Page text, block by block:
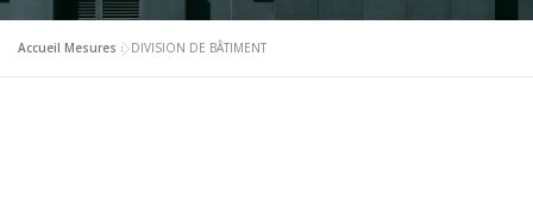
Accueil Mesures »DIVISION DE BÂTIMENT